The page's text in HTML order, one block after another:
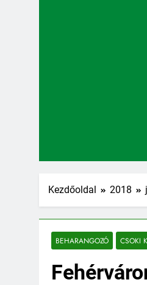
Kezdőoldal 2018
BEHARANGOZÓ CSOKI